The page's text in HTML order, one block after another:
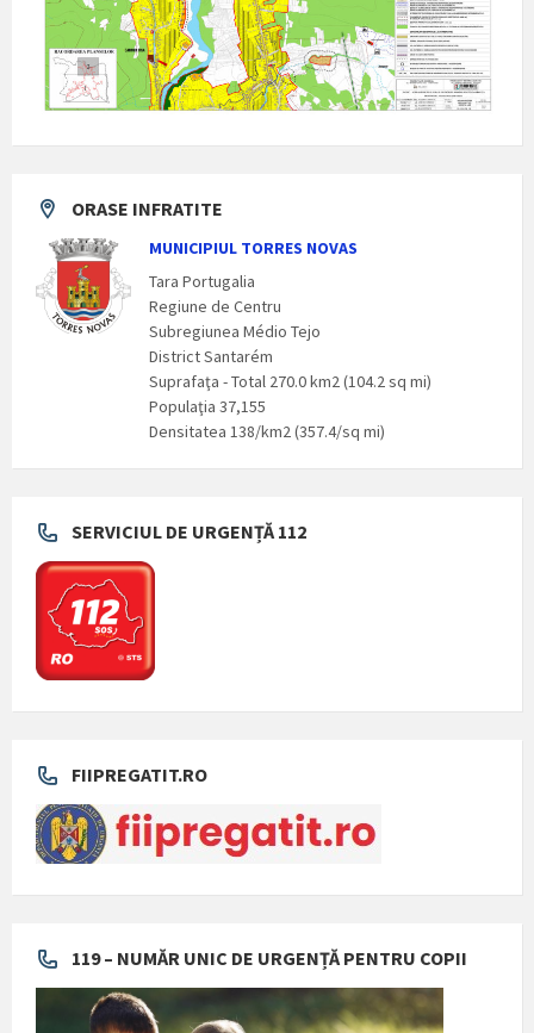
ORASE INFRATITE
MUNICIPIUL TORRES NOVAS
Tara Portugalia
Regiune de Centru
Subregiunea Médio Tejo
District Santarém
Suprafaţa - Total 270.0 km2 (104.2 sq mi)
Populaţia 37,155
Densitatea 138/km2 (357.4/sq mi)
SERVICIUL DE URGENȚĂ 112
FIIPREGATIT.RO
119 – NUMĂR UNIC DE URGENȚĂ PENTRU COPII